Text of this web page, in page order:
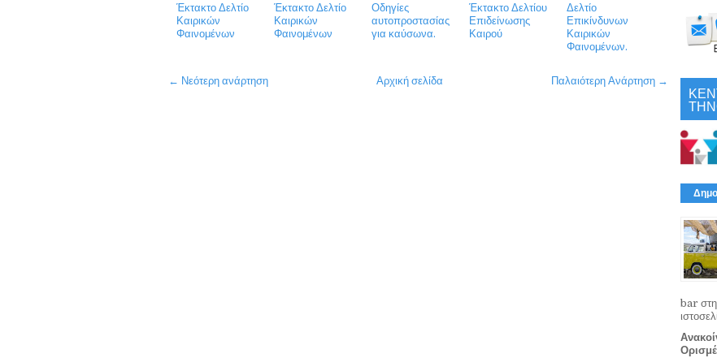
Έκτακτο Δελτίο
Καιρικών
Φαινομένων
Έκτακτο Δελτίο
Καιρικών
Φαινομένων
Οδηγίες
αυτοπροστασίας
για καύσωνα.
Έκτακτο Δελτίου
Επιδείνωσης
Καιρού
Δελτίο
Επικίνδυνων
Καιρικών
Φαινομένων.
← Νεότερη ανάρτηση Παλαιότερη Ανάρτηση →
Αρχική σελίδα
bar